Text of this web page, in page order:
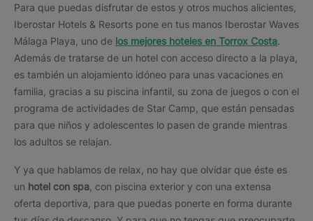
Para que puedas disfrutar de estos y otros muchos alicientes,
Iberostar Hotels & Resorts pone en tus manos Iberostar Waves
Málaga Playa, uno de los mejores hoteles en Torrox Costa.
Además de tratarse de un hotel con acceso directo a la playa,
es también un alojamiento idóneo para unas vacaciones en
familia, gracias a su piscina infantil, su zona de juegos o con el
programa de actividades de Star Camp, que están pensadas
para que niños y adolescentes lo pasen de grande mientras
los adultos se relajan.
Y ya que hablamos de relax, no hay que olvidar que éste es
un hotel con spa , con piscina exterior y con una extensa
oferta deportiva, para que puedas ponerte en forma durante